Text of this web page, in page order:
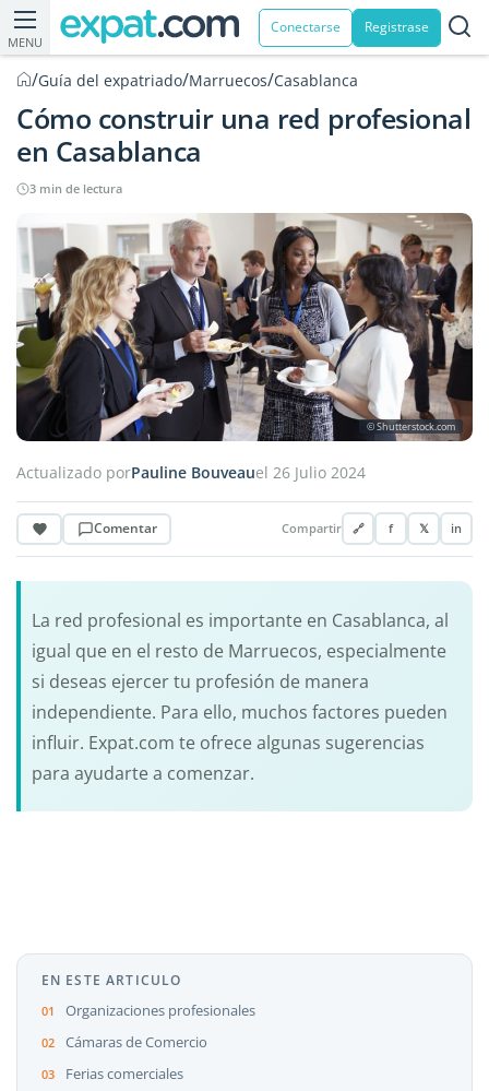
MENU
Conectarse Registrase
/Guía del expatriado/Marruecos/Casablanca
Cómo construir una red profesional
en Casablanca
3 min de lectura
© Shutterstock.com
Actualizado porPauline Bouveauel 26 Julio 2024
Comentar Compartir 🔗 f 𝕏 in
La red profesional es importante en Casablanca, al
igual que en el resto de Marruecos, especialmente
si deseas ejercer tu profesión de manera
independiente. Para ello, muchos factores pueden
influir. Expat.com te ofrece algunas sugerencias
para ayudarte a comenzar.
EN ESTE ARTICULO
Organizaciones profesionales
Cámaras de Comercio
Ferias comerciales